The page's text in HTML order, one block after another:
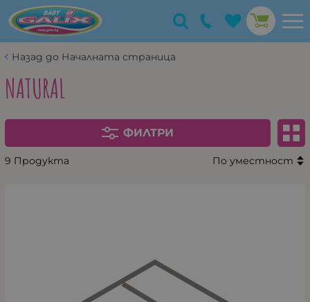
Назад до Началната страница
NATURAL
ФИЛТРИ
9 Продукта По уместност